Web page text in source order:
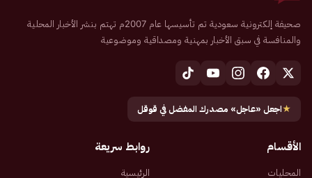
صحيفة إلكترونية سعودية تم تأسيسها عام 2007م تهتم بنشر الأخبار المحلية
والمنافسة في سبق الأخبار بمهنية ومصداقية وموضوعية
★اجعل «عاجل» مصدرك المفضل في قوقل
الأقسام
المحليات
روابط سريعة
الرئيسية